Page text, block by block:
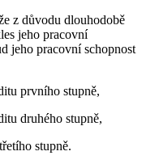
z důvodu dlouhodobě
jeho pracovní
jeho pracovní schopnost
prvního stupně,
druhého stupně,
stupně.